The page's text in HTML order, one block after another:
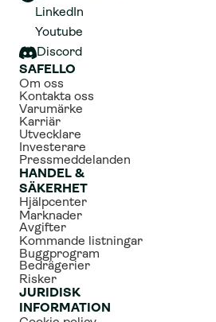
LinkedIn
Youtube
Discord
SAFELLO
Om oss
Kontakta oss
Varumärke
Karriär
Utvecklare
Investerare
Pressmeddelanden
HANDEL &
SÄKERHET
Hjälpcenter
Marknader
Avgifter
Kommande listningar
Buggprogram
Bedrägerier
Risker
JURIDISK
INFORMATION